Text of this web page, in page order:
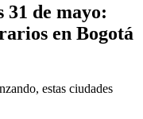
31 de mayo:
en Bogotá
estas ciudades